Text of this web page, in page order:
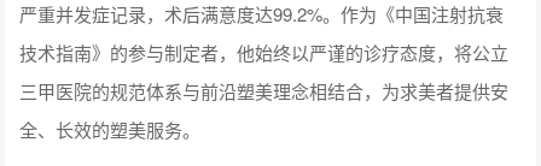
严重并发症记录，术后满意度达99.2%。作为《中国注射抗衰
技术指南》的参与制定者，他始终以严谨的诊疗态度，将公立
三甲医院的规范体系与前沿塑美理念相结合，为求美者提供安
全、长效的塑美服务。